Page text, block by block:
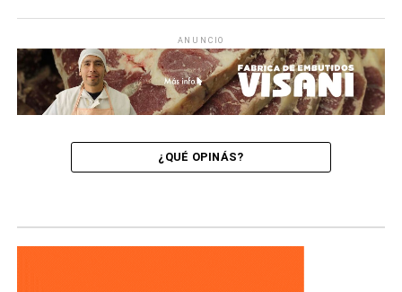
ANUNCIO
¿QUÉ OPINÁS?